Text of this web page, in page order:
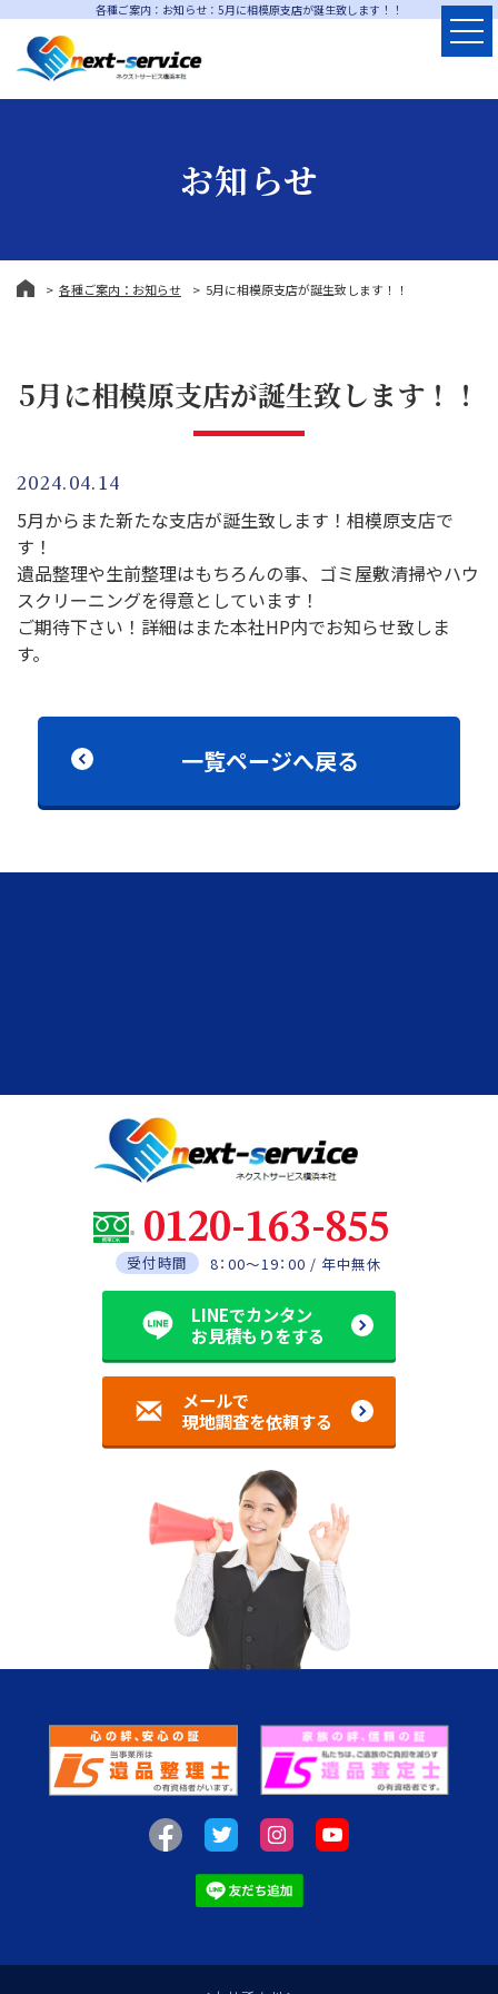
各種ご案内：お知らせ：5月に相模原支店が誕生致します！！
お知らせ
各種ご案内：お知らせ 5月に相模原支店が誕生致します！！
5月に相模原支店が誕生致します！！
2024.04.14
5月からまた新たな支店が誕生致します！相模原支店で
す！
遺品整理や生前整理はもちろんの事、ゴミ屋敷清掃やハウ
スクリーニングを得意としています！
ご期待下さい！詳細はまた本社HP内でお知らせ致しま
す。
一覧ページへ戻る
0120-163-855
受付時間 8：00～19：00 / 年中無休
LINEでカンタン
お見積もりをする
メールで
現地調査を依頼する